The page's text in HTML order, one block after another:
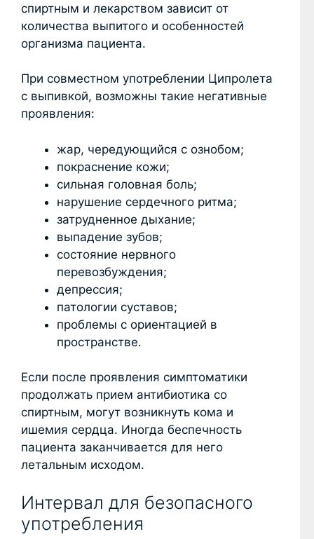
спиртным и лекарством зависит от
количества выпитого и особенностей
организма пациента.
При совместном употреблении Ципролета
с выпивкой, возможны такие негативные
проявления:
жар, чередующийся с ознобом;
покраснение кожи;
сильная головная боль;
нарушение сердечного ритма;
затрудненное дыхание;
выпадение зубов;
состояние нервного
перевозбуждения;
депрессия;
патологии суставов;
проблемы с ориентацией в
пространстве.
Если после проявления симптоматики
продолжать прием антибиотика со
спиртным, могут возникнуть кома и
ишемия сердца. Иногда беспечность
пациента заканчивается для него
летальным исходом.
Интервал для безопасного
употребления